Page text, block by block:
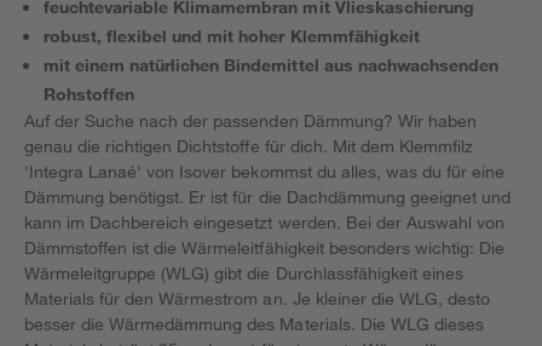
feuchtevariable Klimamembran mit Vlieskaschierung
robust, flexibel und mit hoher Klemmfähigkeit
mit einem natürlichen Bindemittel aus nachwachsenden
Rohstoffen
Auf der Suche nach der passenden Dämmung? Wir haben
genau die richtigen Dichtstoffe für dich. Mit dem Klemmfilz
'Integra Lanaé' von Isover bekommst du alles, was du für eine
Dämmung benötigst. Er ist für die Dachdämmung geeignet und
kann im Dachbereich eingesetzt werden. Bei der Auswahl von
Dämmstoffen ist die Wärmeleitfähigkeit besonders wichtig: Die
Wärmeleitgruppe (WLG) gibt die Durchlassfähigkeit eines
Materials für den Wärmestrom an. Je kleiner die WLG, desto
besser die Wärmedämmung des Materials. Die WLG dieses